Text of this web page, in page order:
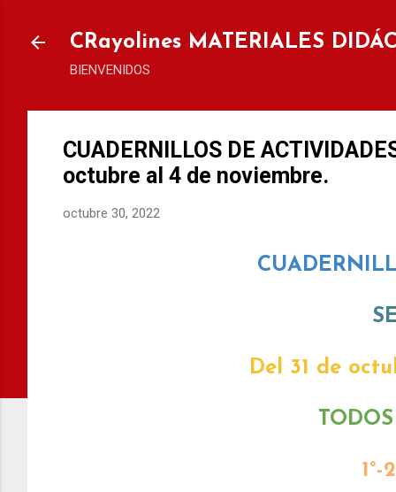
CRayolines MATERIALES
BIENVENIDOS
CUADERNILLOS DE
octubre al 4 de noviembre.
octubre 30, 2022
Del 31 de
1°-